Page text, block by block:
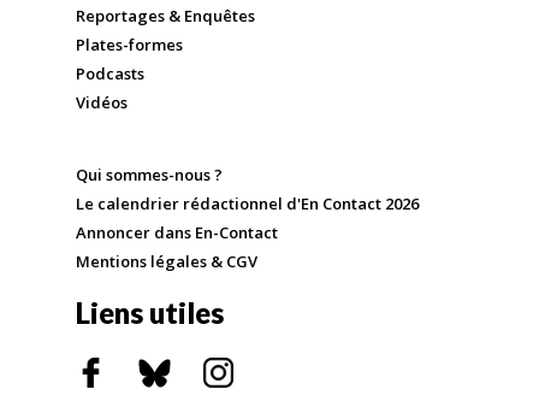
Reportages & Enquêtes
Plates-formes
Podcasts
Vidéos
Qui sommes-nous ?
Le calendrier rédactionnel d'En Contact 2026
Annoncer dans En-Contact
Mentions légales & CGV
Liens utiles